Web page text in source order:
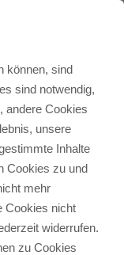
können, sind
sind notwendig,
andere Cookies
unsere
Inhalte
Cookies zu und
mehr
Cookies nicht
widerrufen.
zu Cookies